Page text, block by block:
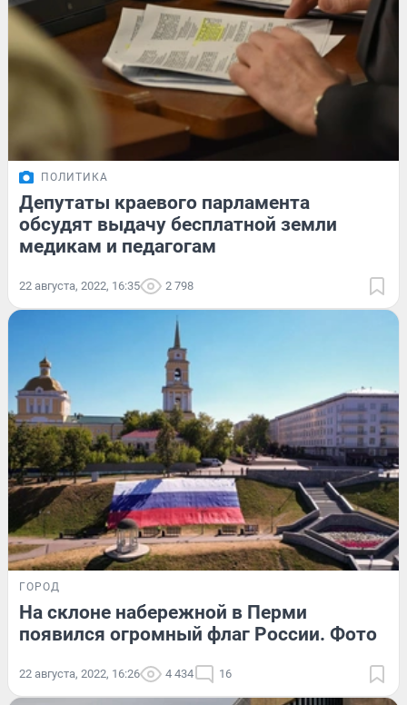
ПОЛИТИКА
Депутаты краевого парламента
обсудят выдачу бесплатной земли
медикам и педагогам
22 августа, 2022, 16:35 2 798
ГОРОД
На склоне набережной в Перми
появился огромный флаг России. Фото
22 августа, 2022, 16:26 4 434 16